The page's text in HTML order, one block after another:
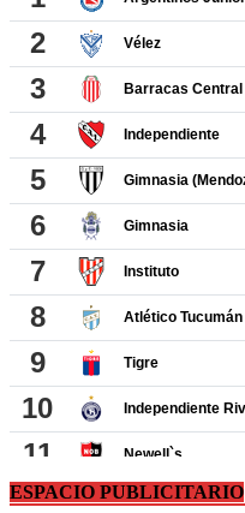
ESPACIO PUBLICITARIO